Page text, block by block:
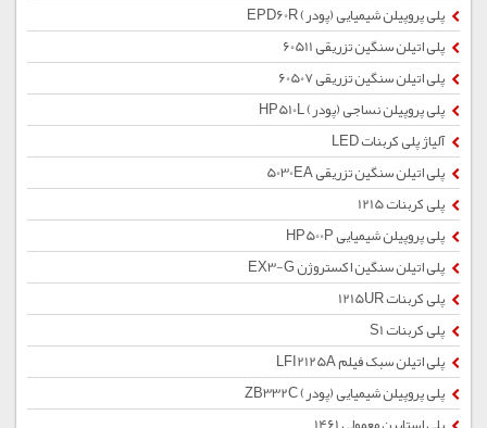
پلی پروپیلن شیمیایی (پودر) EPD60R
پلی اتیلن سنگین تزریقی 60511
پلی اتیلن سنگین تزریقی 60507
پلی پروپیلن نساجی (پودر) HP510L
آلیاژ پلی کربنات LED
پلی اتیلن سنگین تزریقی 5030EA
پلی کربنات 1215
پلی پروپیلن شیمیایی HP500P
پلی اتیلن سنگین اکستروژن EX3-G
پلی کربنات 1215UR
پلی کربنات S1
پلی اتیلن سبک فیلم LFI2125A
پلی پروپیلن شیمیایی (پودر) ZB332C